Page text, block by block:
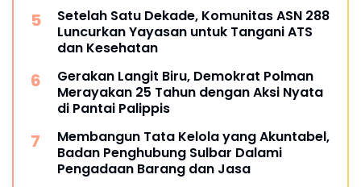
Setelah Satu Dekade, Komunitas ASN 288
Luncurkan Yayasan untuk Tangani ATS
dan Kesehatan
Gerakan Langit Biru, Demokrat Polman
Merayakan 25 Tahun dengan Aksi Nyata
di Pantai Palippis
Membangun Tata Kelola yang Akuntabel,
Badan Penghubung Sulbar Dalami
Pengadaan Barang dan Jasa